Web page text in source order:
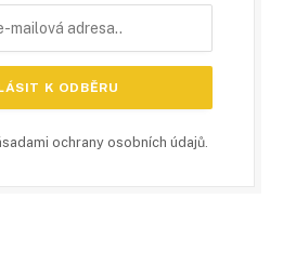
ochrany osobních údajů.